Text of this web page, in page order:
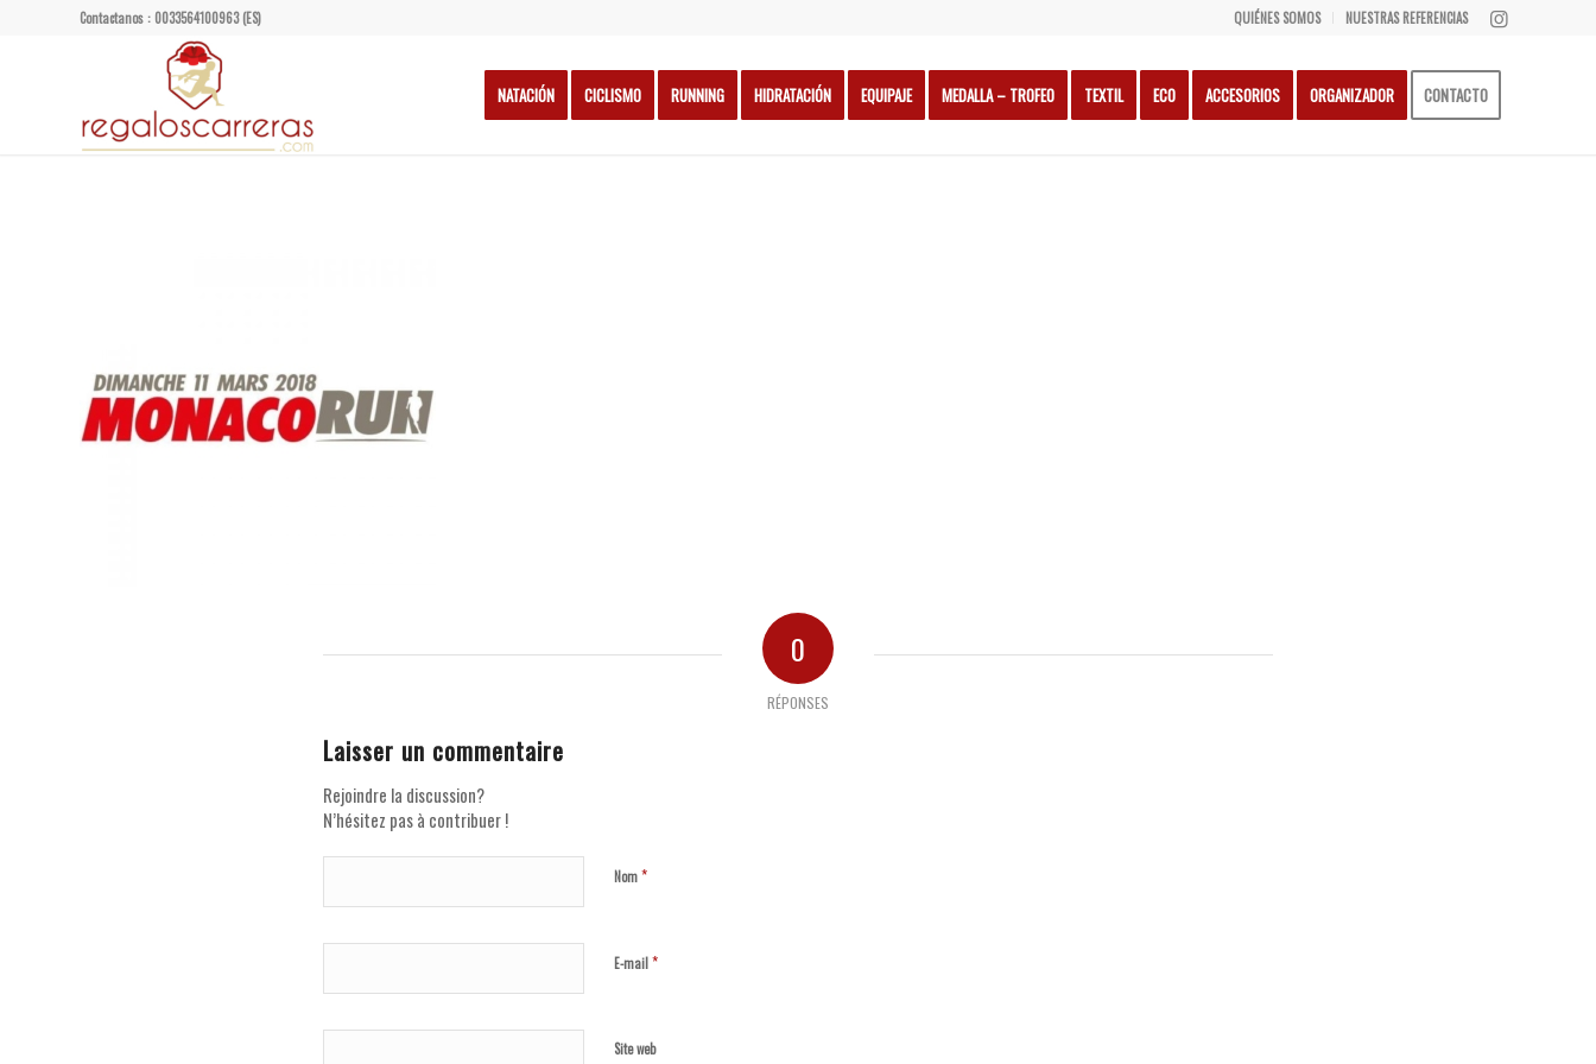
QUIÉNES SOMOS NUESTRAS REFERENCIAS
Contactanos : 0033564100963 (ES)
NATACIÓN CICLISMO RUNNING HIDRATACIÓN EQUIPAJE MEDALLA – TROFEO TEXTIL ECO ACCESORIOS ORGANIZADOR CONTACTO
0
RÉPONSES
Laisser un commentaire
Rejoindre la discussion?
N’hésitez pas à contribuer !
Nom*
E-mail*
Site web